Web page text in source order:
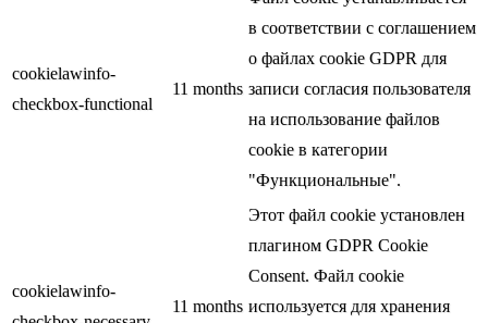
cookielawinfo-
checkbox-functional
11 months
в соответствии с соглашением
о файлах cookie GDPR для
записи согласия пользователя
на использование файлов
cookie в категории
"Функциональные".
cookielawinfo-
11 months
Этот файл cookie установлен
плагином GDPR Cookie
Consent. Файл cookie
используется для хранения